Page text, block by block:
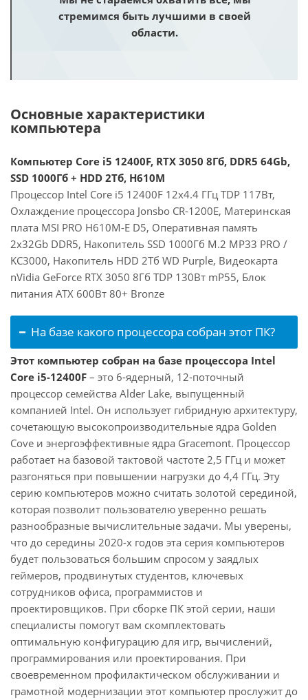
стремимся быть лучшими в своей
области.
Основные характеристики
компьютера
Компьютер Core i5 12400F, RTX 3050 8Гб, DDR5 64Gb,
SSD 1000Гб + HDD 2Тб, H610M
Процессор Intel Core i5 12400F 12x4.4 ГГц TDP 117Вт,
Охлаждение процессора Jonsbo CR-1200E, Материнская
плата MSI PRO H610M-E D5, Оперативная память
2x32Gb DDR5, Накопитель SSD 1000Гб M.2 MP33 PRO /
KC3000, Накопитель HDD 2Тб WD Purple, Видеокарта
nVidia GeForce RTX 3050 8Гб TDP 130Вт mP55, Блок
питания ATX 600Вт 80+ Bronze
На базе какого процессора собран этот ПК?
Этот компьютер собран на базе процессора Intel
Core i5-12400F – это 6-ядерный, 12-поточный
процессор семейства Alder Lake, выпущенный
компанией Intel. Он использует гибридную архитектуру,
сочетающую высокопроизводительные ядра Golden
Cove и энергоэффективные ядра Gracemont. Процессор
работает на базовой тактовой частоте 2,5 ГГц и может
разгоняться при повышении нагрузки до 4,4 ГГц. Эту
серию компьютеров можно считать золотой серединой,
которая позволит пользователю уверенно решать
разнообразные вычислительные задачи. Мы уверены,
что до середины 2020-х годов эта серия компьютеров
будет пользоваться большим спросом у заядлых
геймеров, продвинутых студентов, ключевых
сотрудников офиса, программистов и
проектировщиков. При сборке ПК этой серии, наши
специалисты помогут вам скомплектовать
оптимальную конфигурацию для игр, вычислений,
программирования или проектирования. При
своевременном профилактическом обслуживании и
грамотной модернизации этот компьютер прослужит до